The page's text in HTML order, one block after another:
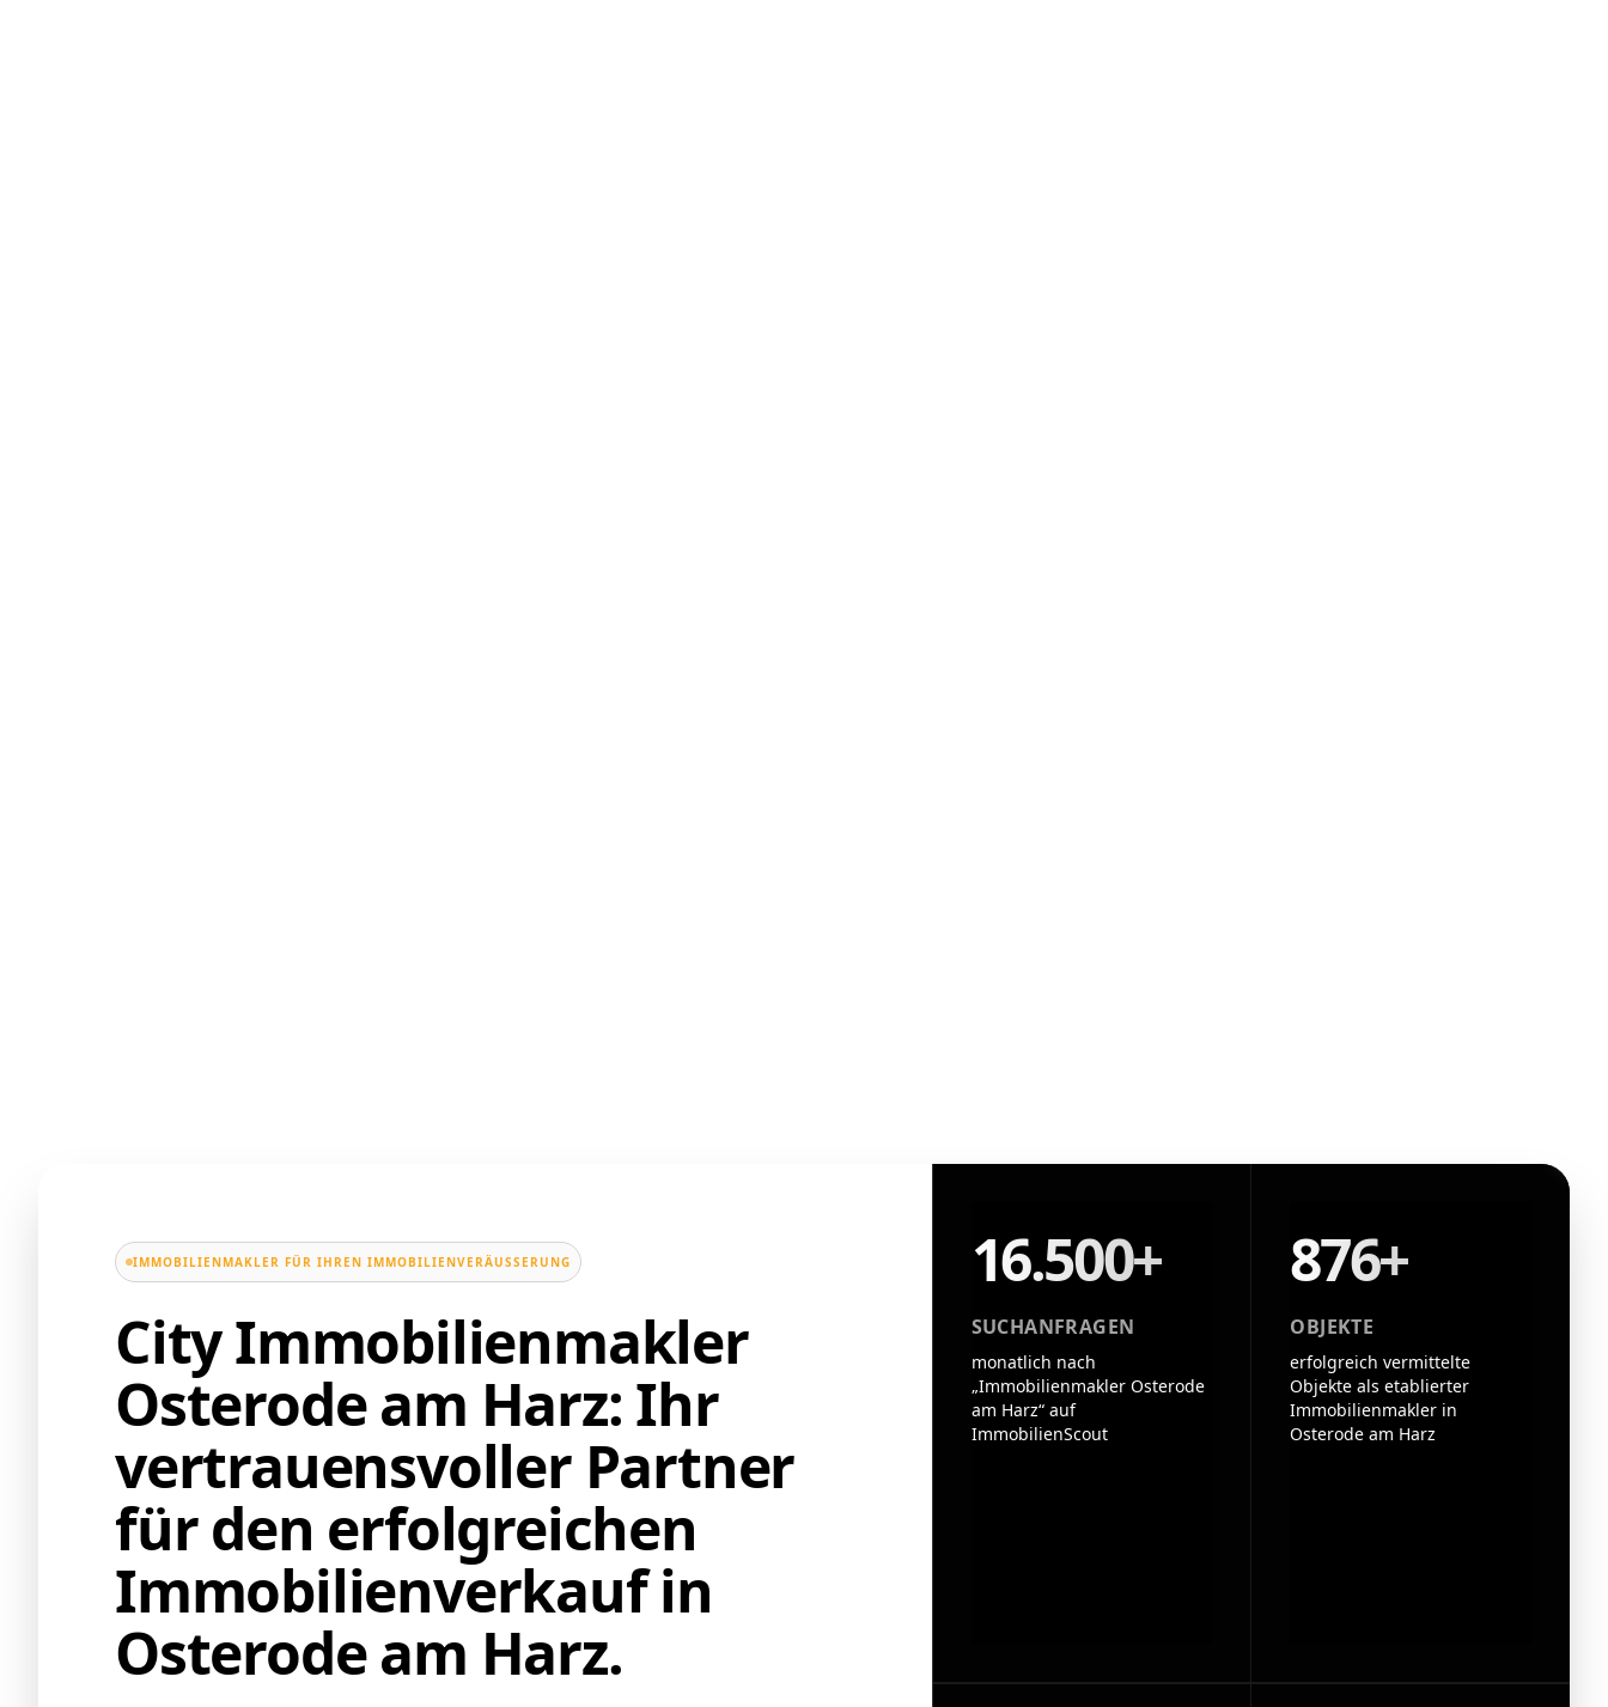
IMMOBILIENMAKLER FÜR IHREN IMMOBILIENVERÄUSSERUNG
City Immobilienmakler
Osterode am Harz: Ihr
vertrauensvoller Partner
für den erfolgreichen
Immobilienverkauf in
Osterode am Harz.
16.500+
SUCHANFRAGEN
monatlich nach
„Immobilienmakler Osterode
am Harz“ auf
ImmobilienScout
876+
OBJEKTE
erfolgreich vermittelte
Objekte als etablierter
Immobilienmakler in
Osterode am Harz